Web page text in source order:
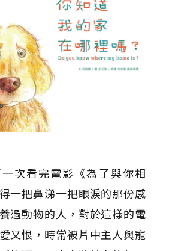
次看完電影《為了與你相
一把鼻涕一把眼淚的那份感
過動物的人，對於這樣的電
又恨，時常被片中主人與寵